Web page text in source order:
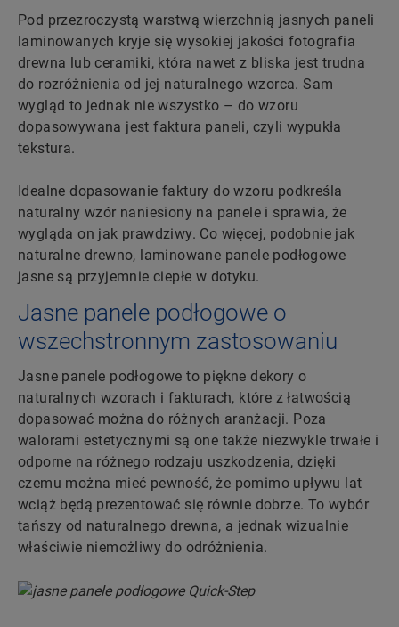
Pod przezroczystą warstwą wierzchnią jasnych paneli
laminowanych kryje się wysokiej jakości fotografia
drewna lub ceramiki, która nawet z bliska jest trudna
do rozróżnienia od jej naturalnego wzorca. Sam
wygląd to jednak nie wszystko – do wzoru
dopasowywana jest faktura paneli, czyli wypukła
tekstura.
Idealne dopasowanie faktury do wzoru podkreśla
naturalny wzór naniesiony na panele i sprawia, że
wygląda on jak prawdziwy. Co więcej, podobnie jak
naturalne drewno, laminowane panele podłogowe
jasne są przyjemnie ciepłe w dotyku.
Jasne panele podłogowe o
wszechstronnym zastosowaniu
Jasne panele podłogowe to piękne dekory o
naturalnych wzorach i fakturach, które z łatwością
dopasować można do różnych aranżacji. Poza
walorami estetycznymi są one także niezwykle trwałe i
odporne na różnego rodzaju uszkodzenia, dzięki
czemu można mieć pewność, że pomimo upływu lat
wciąż będą prezentować się równie dobrze. To wybór
tańszy od naturalnego drewna, a jednak wizualnie
właściwie niemożliwy do odróżnienia.